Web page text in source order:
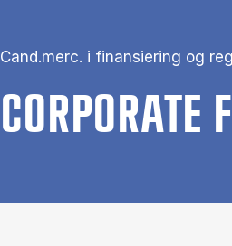
Cand.merc. i finansiering og
COR­PORA­TE